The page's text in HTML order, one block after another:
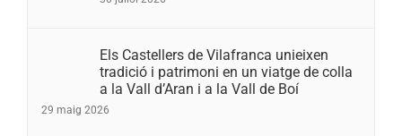
Els Castellers de Vilafranca unieixen
tradició i patrimoni en un viatge de colla
a la Vall d’Aran i a la Vall de Boí
29 maig 2026